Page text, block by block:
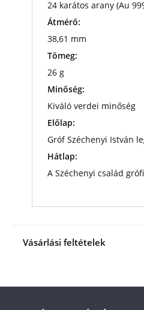
24 karátos arany (Au
Átmérő:
38,61 mm
Tömeg:
26 g
Minőség:
Kiváló verdei minőség
Előlap:
Gróf Széchenyi István
Hátlap:
A Széchenyi család
Vásárlási feltételek
Istvánérmet ajándék